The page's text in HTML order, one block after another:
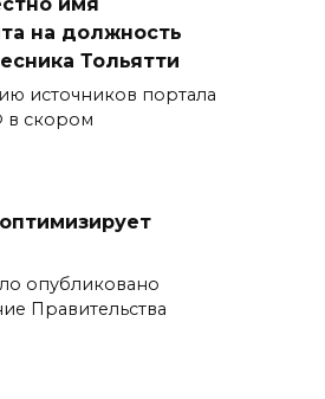
на должность
Тольятти
источников портала
скором
опубликовано
Правительства